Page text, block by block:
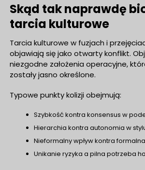
Skąd tak naprawdę
tarcia kulturowe
Tarcia kulturowe w fuzjach i
objawiają się jako otwarty konflikt.
niezgodne założenia operacyjne,
zostały jasno określone.
Typowe punkty kolizji obejmują:
Szybkość kontra konsensus w
Hierarchia kontra autonomia w
Nieformalny wpływ kontra
Unikanie ryzyka a pilna potrzeba